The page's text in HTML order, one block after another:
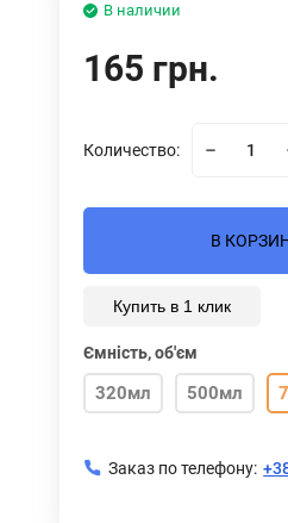
В наличии
165 грн.
Количество:
В
Купить в 1 клик
Ємність, об'єм
320мл 500мл
Заказ по телефону: